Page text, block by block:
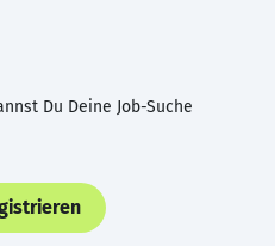
Du Deine Job-Suche